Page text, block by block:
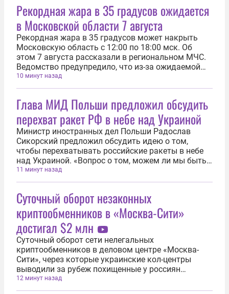
Рекордная жара в 35 градусов ожидается
в Московской области 7 августа
Рекордная жара в 35 градусов может накрыть
Московскую область с 12:00 по 18:00 мск. Об
этом 7 августа рассказали в региональном МЧС.
Ведомство предупредило, что из-за ожидаемой
жары в регионе объявлен высокий уровень
пожарной опасности. «В период с 12 до 18 часов 7
10 минут назад
Глава МИД Польши предложил обсудить
перехват ракет РФ в небе над Украиной
Министр иностранных дел Польши Радослав
Сикорский предложил обсудить идею о том,
чтобы перехватывать российские ракеты в небе
над Украиной. «Вопрос о том, можем ли мы быть
уверены, что лучше было бы сбивать эти
российские ракеты над Украиной, а не, возможно,
11 минут назад
Суточный оборот незаконных
криптообменников в «Москва-Сити»
достигал $2 млн
Суточный оборот сети нелегальных
криптообменников в деловом центре «Москва-
Сити», через которые украинские кол-центры
выводили за рубеж похищенные у россиян
средства, достигал 2 млн долларов. Об этом 7
августа сообщили в Центре общественных связей
12 минут назад